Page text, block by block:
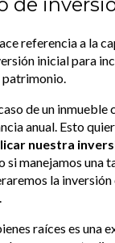
referencia a la
inicial para
patrimonio.
de un inmueble
anual. Esto
nuestra
si manejamos una
la inversión
raíces es una